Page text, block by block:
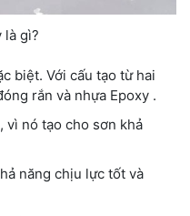
là gì?
biệt. Với cấu tạo từ hai
rắn và nhựa Epoxy .
vì nó tạo cho sơn khả
năng chịu lực tốt và